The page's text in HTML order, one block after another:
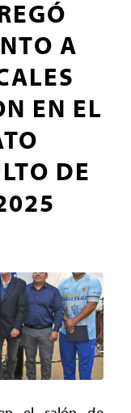
A
EN EL
DE